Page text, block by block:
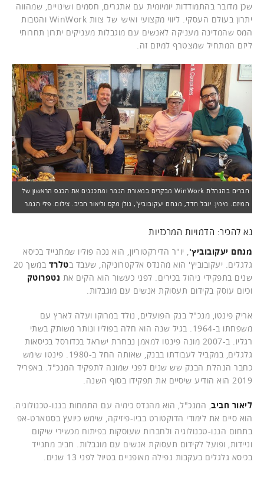
שכן מדובר בהתמודדות יומיומית עם אתגרים, חסמים ושינויים, שמהווה
יתרון בעולם העסקי. ליווי מקצועי ואישי של צוות WinWork והטבות
המס שהמדינה מעניקה לאנשים עם מוגבלות מעניקים יתרון תחרותי
ליזם המתחיל שמצטרף למיזם זה.
חברים בהנהלת WinWork מבקרים במאורת הנמר ומתכננים את הכנס הראשון של
המיזם. מימין: יובל חדד, מנחם יעקובוביץ', גולן מקס וליאור חביב. צילום: פלי הנמר
נא להכיר: הדמויות המרכזיות
מנחם יעקובוביץ' , יו"ר הדירקטוריון, הוא נכה פוליו שמתנייד בכיסא
גלגלים. יעקובוביץ' הוא מהנדס אלקטרוניקה, שעבד בטלרד
במשך 20
שנים בתפקידי ניהול בכירים. לפני כעשור הוא הקים את נטפרוטק
וכיום עוסק בקידום תעסוקת אנשים עם מוגבלות.
אריק פינטו, מנכ"ל בנק הפועלים, נולד במרוקו ועלה לארץ עם
משפחתו ב-1964. בגיל שנה הוא חלה בפוליו ונותר משותק בשתי
רגליו. ב-2007 מונה פינטו למאמן נבחרת ישראל בכדורסל בכיסאות
גלגלים, במקביל לעבודתו בבנק, שאותה החל ב-1980. פינטו שימש
כחבר הנהלת הבנק שש שנים לפני שמונה לתפקיד המנכ"ל. באפריל
2019 הוא הודיע שיסיים את תפקידו בסוף השנה.
ליאור חביב , המנכ"ל, הוא מהנדס כימיה עם התמחות בננו-טכנולוגיה.
הוא סיים את לימודי הדוקטורט בביו-פיזיקה, שימש כיועץ בסטארט-אפ
בתחום הננו-טכנולוגיה ולחברות שעוסקות בפיתוח מכשירי שיקום
וניידות, ופועל לקידום תעסוקת אנשים עם מוגבלות. חביב מתנייד
בכיסא גלגלים בעקבות נפילה מאופניים בטיול לפני 13 שנים.